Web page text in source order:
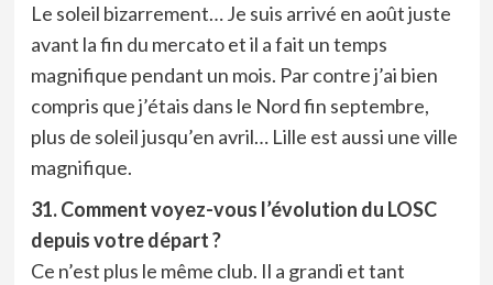
Le soleil bizarrement… Je suis arrivé en août juste
avant la fin du mercato et il a fait un temps
magnifique pendant un mois. Par contre j’ai bien
compris que j’étais dans le Nord fin septembre,
plus de soleil jusqu’en avril… Lille est aussi une ville
magnifique.
31. Comment voyez-vous l’évolution du LOSC
depuis votre départ ?
Ce n’est plus le même club. Il a grandi et tant